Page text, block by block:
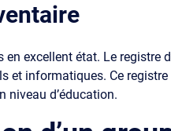
excellent état. Le registre
informatiques. Ce
niveau d’éducation.